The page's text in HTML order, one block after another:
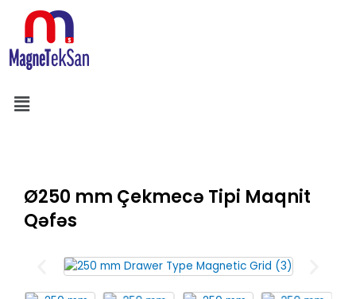
content
Menu
Ø250 mm Çekmecə Tipi Maqnit
Qəfəs